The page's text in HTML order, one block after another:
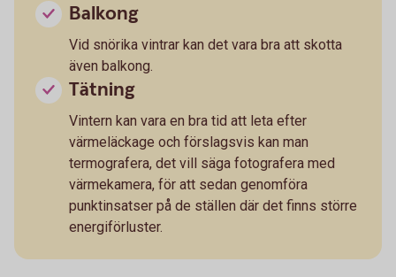
Balkong
Vid snörika vintrar kan det vara bra att skotta
även balkong.
Tätning
Vintern kan vara en bra tid att leta efter
värmeläckage och förslagsvis kan man
termografera, det vill säga fotografera med
värmekamera, för att sedan genomföra
punktinsatser på de ställen där det finns större
energiförluster.